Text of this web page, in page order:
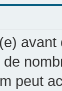
avant
peut